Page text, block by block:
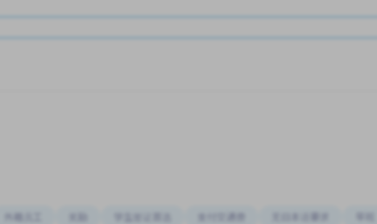
外籍员工 奖励 学生签证首选 支付交通费 无日本语要求